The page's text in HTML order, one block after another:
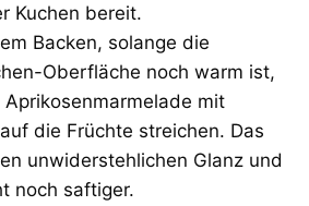
Kuchen bereit.
Backen, solange die
Oberfläche noch warm ist,
mit
die Früchte streichen. Das
unwiderstehlichen Glanz und
noch saftiger.